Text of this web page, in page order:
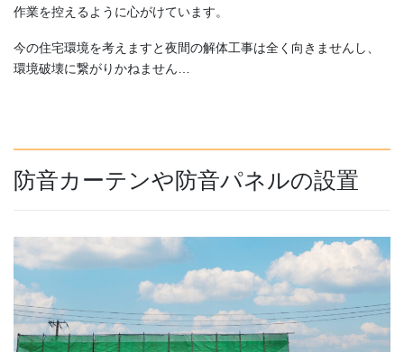
作業を控えるように心がけています。
今の住宅環境を考えますと夜間の解体工事は全く向きませんし、
環境破壊に繋がりかねません…
防音カーテンや防音パネルの設置